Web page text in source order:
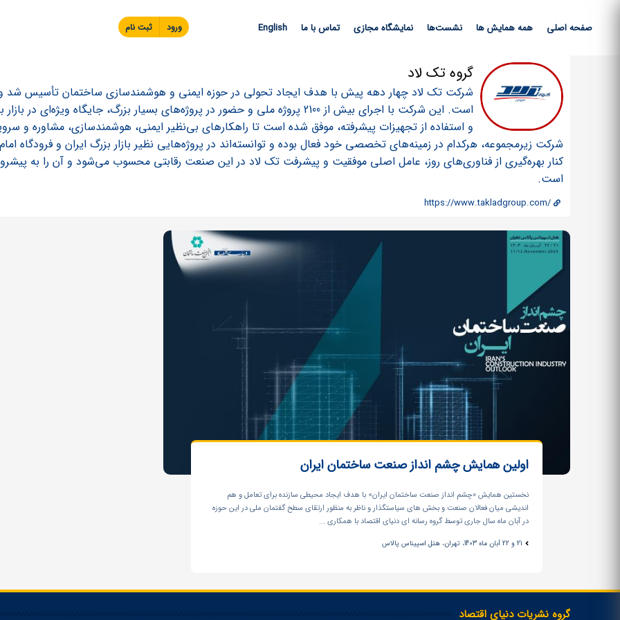
صفحه اصلی همه همایش ها نشست‌ها نمایشگاه مجازی تماس با ما English ورود ثبت نام
گروه تک لاد
شرکت تک لاد چهار دهه پیش با هدف ایجاد تحولی در حوزه ایمنی و هوشمندسازی ساختمان تأسیس شد و
است. این شرکت با اجرای بیش از 2100 پروژه ملی و حضور در پروژه‌های بسیار بزرگ،
و استفاده از تجهیزات پیشرفته، موفق شده است تا راهکارهای بی‌نظیر ایمنی، هوشمندسازی، مشاوره و
شرکت زیرمجموعه، هرکدام در زمینه‌های تخصصی خود فعال بوده و توانسته‌اند در پروژه‌هایی نظیر بازار بزرگ ایران و
کنار بهره‌گیری از فناوری‌های روز، عامل اصلی موفقیت و پیشرفت تک لاد در این صنعت رقابتی محسوب می‌شود و آن را به
است.
https://www.takladgroup.com/
اولین همایش چشم انداز صنعت ساختمان ایران
نخستین همایش «چشم انداز صنعت ساختمان ایران» با هدف ایجاد محیطی سازنده برای تعامل و هم
اندیشی میان فعالان صنعت و بخش های سیاستگذار و ناظر به منظور ارتقای سطح گفتمان ملی در این حوزه
در آبان ماه سال جاری توسط گروه رسانه ای دنیای اقتصاد با همکاری ...
21 و 22 آبان ماه 1403، تهران، هتل اسپیناس پالاس
گروه نشریات دنیای اقتصاد